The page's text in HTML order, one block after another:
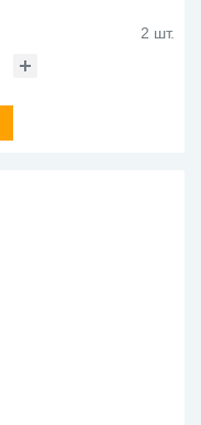
2 шт.